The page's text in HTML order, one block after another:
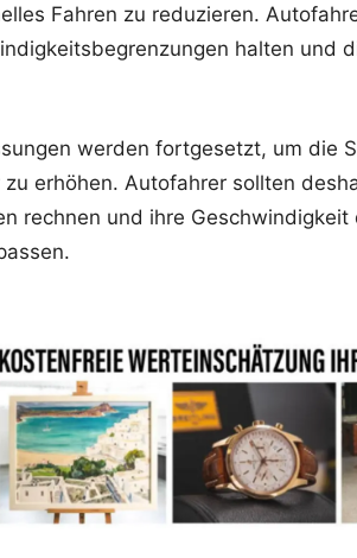
Fahren zu reduzieren.
halten und
werden fortgesetzt, um die
erhöhen. Autofahrer sollten
rechnen und ihre Geschwindigkeit